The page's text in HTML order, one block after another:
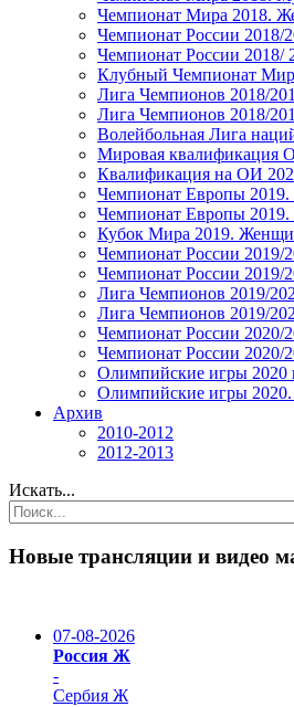
Чемпионат Мира 2018.
Чемпионат России
Чемпионат России
Клубный Чемпионат
Лига Чемпионов 2018/
Лига Чемпионов 2018/
Волейбольная Лига
Мировая квалификация
Квалификация на ОИ
Чемпионат Европы
Чемпионат Европы
Кубок Мира 2019.
Чемпионат России
Чемпионат России
Лига Чемпионов 2019/
Лига Чемпионов 2019/
Чемпионат России
Чемпионат России
Олимпийские игры
Олимпийские игры
Архив
2010-2012
2012-2013
Искать...
Новые трансляции и видео
07-08-2026
Россия Ж
-
Сербия Ж